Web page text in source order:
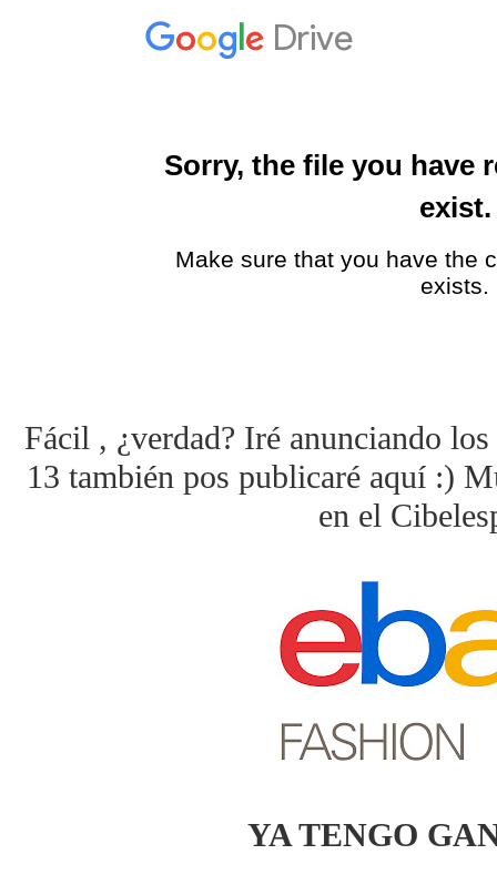
Fácil , ¿verdad? Iré anunciando
13 también pos publicaré aquí :)
en el
YA TENGO